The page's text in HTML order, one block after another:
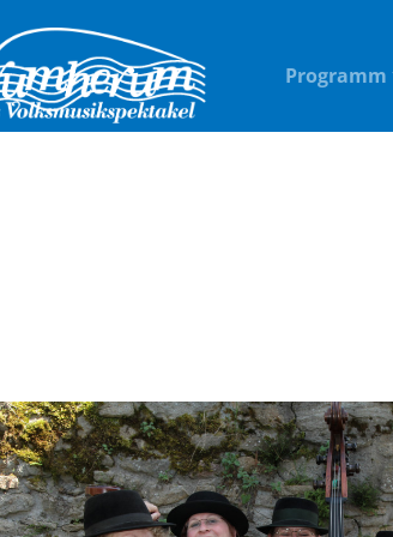
Programm